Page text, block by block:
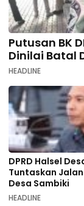
Putusan BK
Dinilai Batal
HEADLINE
DPRD Halsel
Tuntaskan Jalan
Desa Sambiki
HEADLINE